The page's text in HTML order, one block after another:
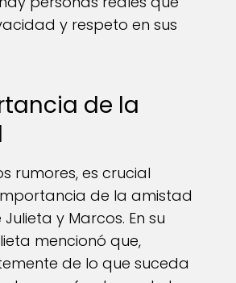
y respeto en sus
de la
rumores, es crucial
de la amistad
y Marcos. En su
mencionó que,
de lo que suceda